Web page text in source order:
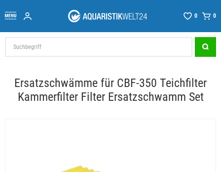
0 0
Ersatzschwämme für CBF-350 Teichfilter
Kammerfilter Filter Ersatzschwamm Set